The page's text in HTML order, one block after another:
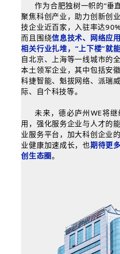
作为合肥独树一帜的“垂
聚焦科创产业，助力创新创
技企业近百家，入驻率达
而且围绕信息技术、网络应
相关行业扎堆，“上下楼”就
自北京、上海等一线城市的
本土领军企业，其中包括安
科捷智能、魁拔网络、派瑞
际、自个科技等。
未来，德必庐州WE将
用，强化服务企业与人才的
业服务平台，加大科创企业
业健康加速成长，也期待更
创生态圈。